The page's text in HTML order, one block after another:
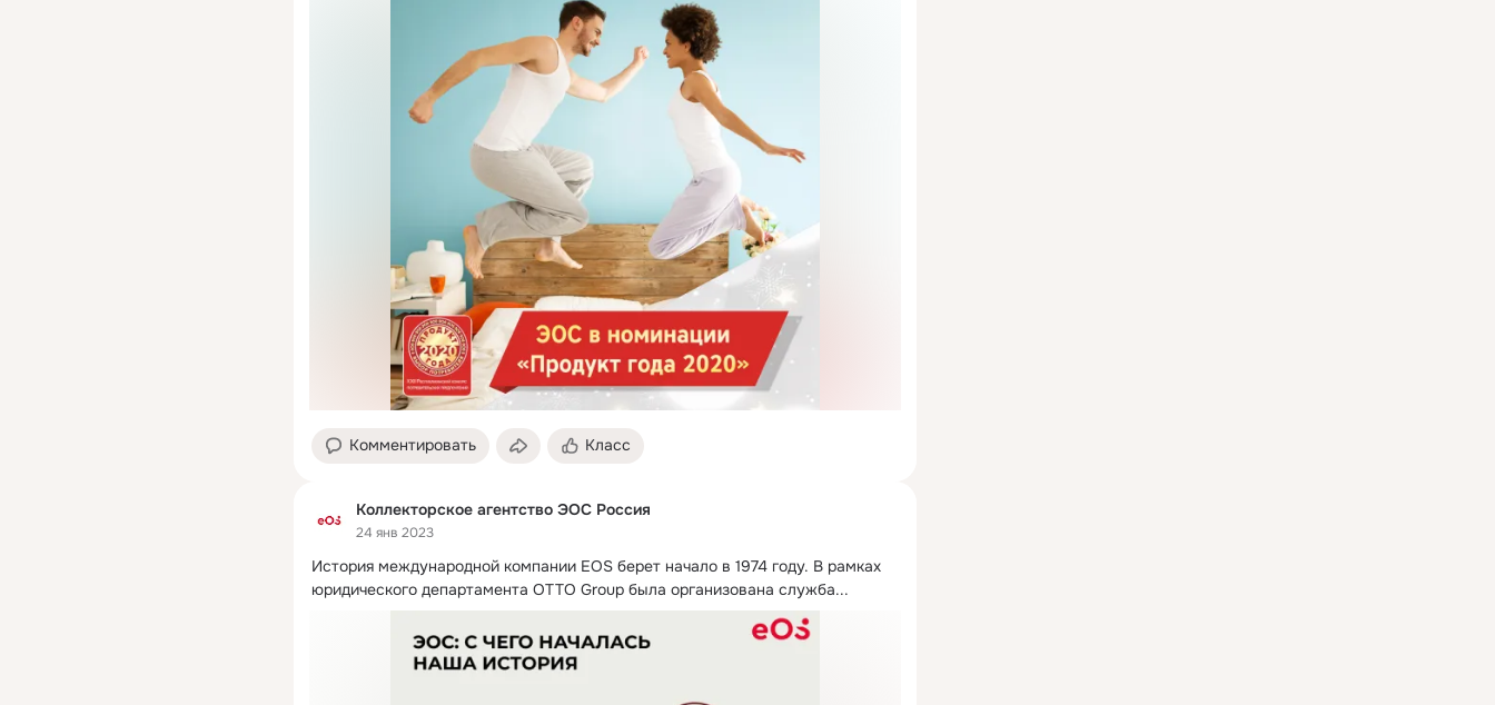
Комментировать Класс
Коллекторское агентство ЭОС Россия
24 янв 2023
История международной компании EOS берет начало в 1974 году. В рамках
юридического департамента OTTO Group была организована служба...